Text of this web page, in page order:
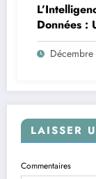
Données :
Paludisme
LAISSER
Commentaires